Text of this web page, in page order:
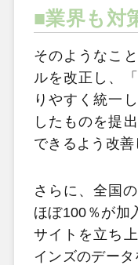
■業界も対
そのようなこ
ルを改正し、
りやすく統一
したものを提
できるよう改善
さらに、全国
ほぼ100％が加
サイトを立ち
インズのデータ